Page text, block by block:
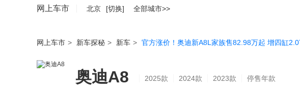
网上车市 北京 [切换] 全部城市>>
网上车市 > 新车探秘 > 新车 > 官方涨价！奥迪新A8L家族售82.98万起 增四缸
奥迪A8 2025款 2024款 2023款 停售年款